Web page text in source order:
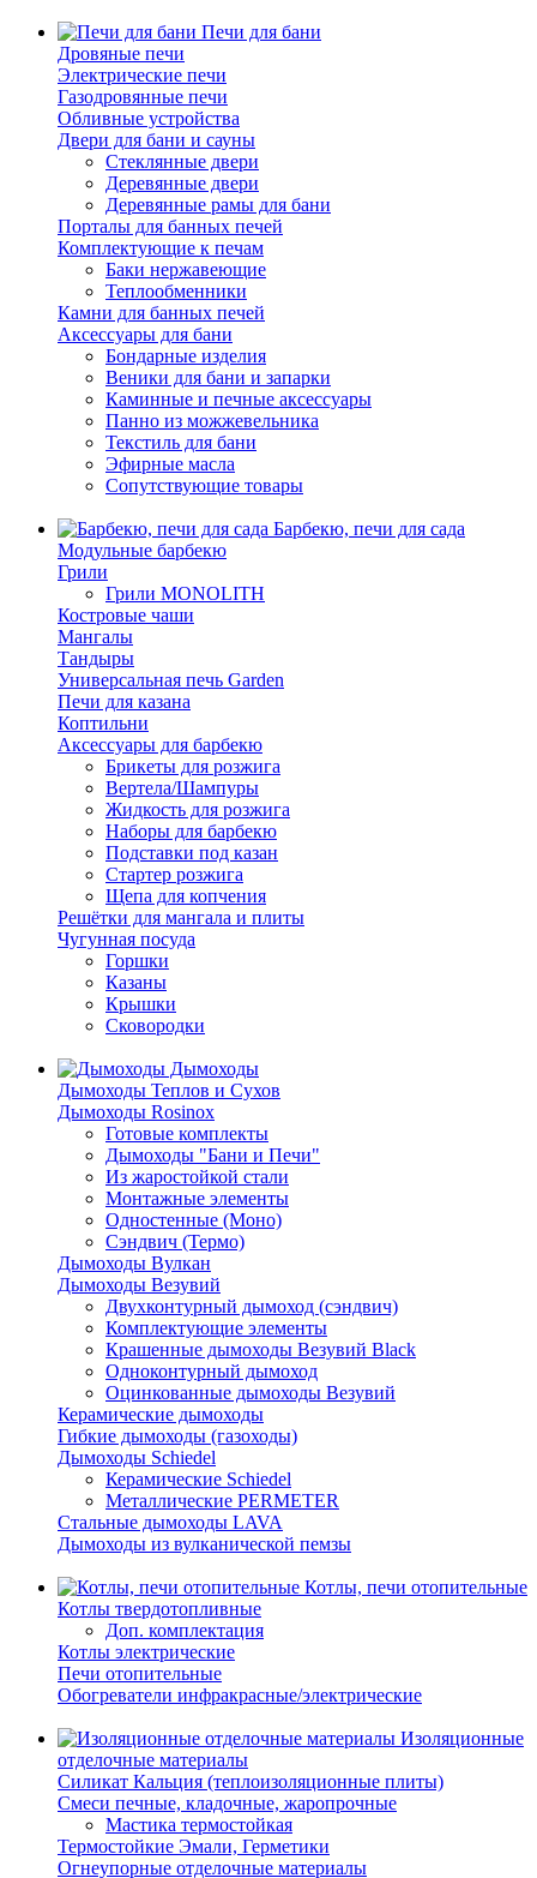
Печи для бани
Дровяные печи
Электрические печи
Газодровянные печи
Обливные устройства
Двери для бани и сауны
Стеклянные двери
Деревянные двери
Деревянные рамы для бани
Порталы для банных печей
Комплектующие к печам
Баки нержавеющие
Теплообменники
Камни для банных печей
Аксессуары для бани
Бондарные изделия
Веники для бани и запарки
Каминные и печные аксессуары
Панно из можжевельника
Текстиль для бани
Эфирные масла
Сопутствующие товары
Барбекю, печи для сада
Модульные барбекю
Грили
Грили MONOLITH
Костровые чаши
Мангалы
Тандыры
Универсальная печь Garden
Печи для казана
Коптильни
Аксессуары для барбекю
Брикеты для розжига
Вертела/Шампуры
Жидкость для розжига
Наборы для барбекю
Подставки под казан
Стартер розжига
Щепа для копчения
Решётки для мангала и плиты
Чугунная посуда
Горшки
Казаны
Крышки
Сковородки
Дымоходы
Дымоходы Теплов и Сухов
Дымоходы Rosinox
Готовые комплекты
Дымоходы "Бани и Печи"
Из жаростойкой стали
Монтажные элементы
Одностенные (Моно)
Сэндвич (Термо)
Дымоходы Вулкан
Дымоходы Везувий
Двухконтурный дымоход (сэндвич)
Комплектующие элементы
Крашенные дымоходы Везувий Black
Одноконтурный дымоход
Оцинкованные дымоходы Везувий
Керамические дымоходы
Гибкие дымоходы (газоходы)
Дымоходы Schiedel
Керамические Schiedel
Металлические PERMETER
Стальные дымоходы LAVA
Дымоходы из вулканической пемзы
Котлы, печи отопительные
Котлы твердотопливные
Доп. комплектация
Котлы электрические
Печи отопительные
Обогреватели инфракрасные/электрические
Изоляционные
отделочные материалы
Силикат Кальция (теплоизоляционные плиты)
Смеси печные, кладочные, жаропрочные
Мастика термостойкая
Термостойкие Эмали, Герметики
Огнеупорные отделочные материалы